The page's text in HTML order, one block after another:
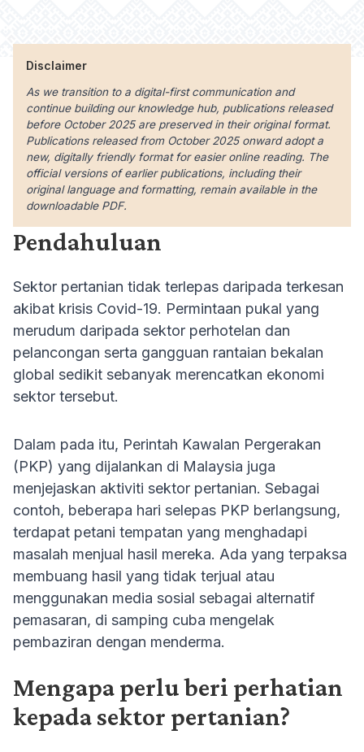
Disclaimer
As we transition to a digital-first communication and
continue building our knowledge hub, publications released
before October 2025 are preserved in their original format.
Publications released from October 2025 onward adopt a
new, digitally friendly format for easier online reading. The
official versions of earlier publications, including their
original language and formatting, remain available in the
downloadable PDF.
Pendahuluan
Sektor pertanian tidak terlepas daripada terkesan
akibat krisis Covid-19. Permintaan pukal yang
merudum daripada sektor perhotelan dan
pelancongan serta gangguan rantaian bekalan
global sedikit sebanyak merencatkan ekonomi
sektor tersebut.
Dalam pada itu, Perintah Kawalan Pergerakan
(PKP) yang dijalankan di Malaysia juga
menjejaskan aktiviti sektor pertanian. Sebagai
contoh, beberapa hari selepas PKP berlangsung,
terdapat petani tempatan yang menghadapi
masalah menjual hasil mereka. Ada yang terpaksa
membuang hasil yang tidak terjual atau
menggunakan media sosial sebagai alternatif
pemasaran, di samping cuba mengelak
pembaziran dengan menderma.
Mengapa perlu beri perhatian
kepada sektor pertanian?